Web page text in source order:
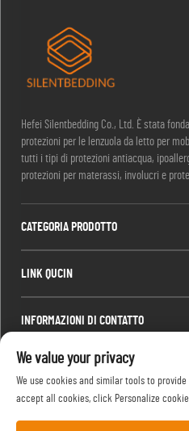
Hefei Silentbedding Co., Ltd. È stata
protezioni per le lenzuola da letto per
tutti i tipi di protezioni antiacqua,
protezioni per materassi, involucri e
CATEGORIA PRODOTTO
LINK QUCIN
INFORMAZIONI DI CONTATTO
Office add : Camera 1910, blocco C,
Gaoxin District, Hefei, Anhui, Cina
Email: [email protected]
Tel.:13917680554
We value your privacy
We use cookies and similar tools to
accept all cookies, click Personalize